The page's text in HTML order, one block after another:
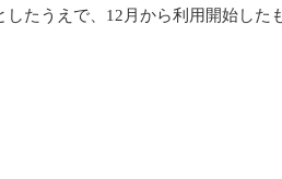
たうえで、12月から利用開始した